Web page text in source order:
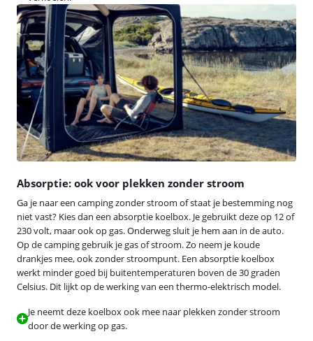
Absorptie: ook voor plekken zonder stroom
Ga je naar een camping zonder stroom of staat je bestemming nog
niet vast? Kies dan een absorptie koelbox. Je gebruikt deze op 12 of
230 volt, maar ook op gas. Onderweg sluit je hem aan in de auto.
Op de camping gebruik je gas of stroom. Zo neem je koude
drankjes mee, ook zonder stroompunt. Een absorptie koelbox
werkt minder goed bij buitentemperaturen boven de 30 graden
Celsius. Dit lijkt op de werking van een thermo-elektrisch model.
Je neemt deze koelbox ook mee naar plekken zonder stroom
door de werking op gas.